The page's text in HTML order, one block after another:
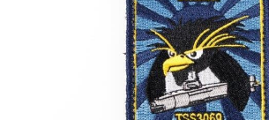
キャップ（帽子）
ZIPPO
ワッペン